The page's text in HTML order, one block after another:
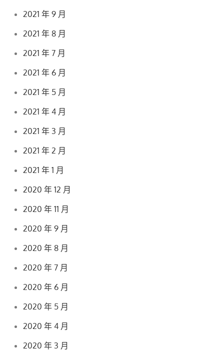
2021 年 9 月
2021 年 8 月
2021 年 7 月
2021 年 6 月
2021 年 5 月
2021 年 4 月
2021 年 3 月
2021 年 2 月
2021 年 1 月
2020 年 12 月
2020 年 11 月
2020 年 9 月
2020 年 8 月
2020 年 7 月
2020 年 6 月
2020 年 5 月
2020 年 4 月
2020 年 3 月